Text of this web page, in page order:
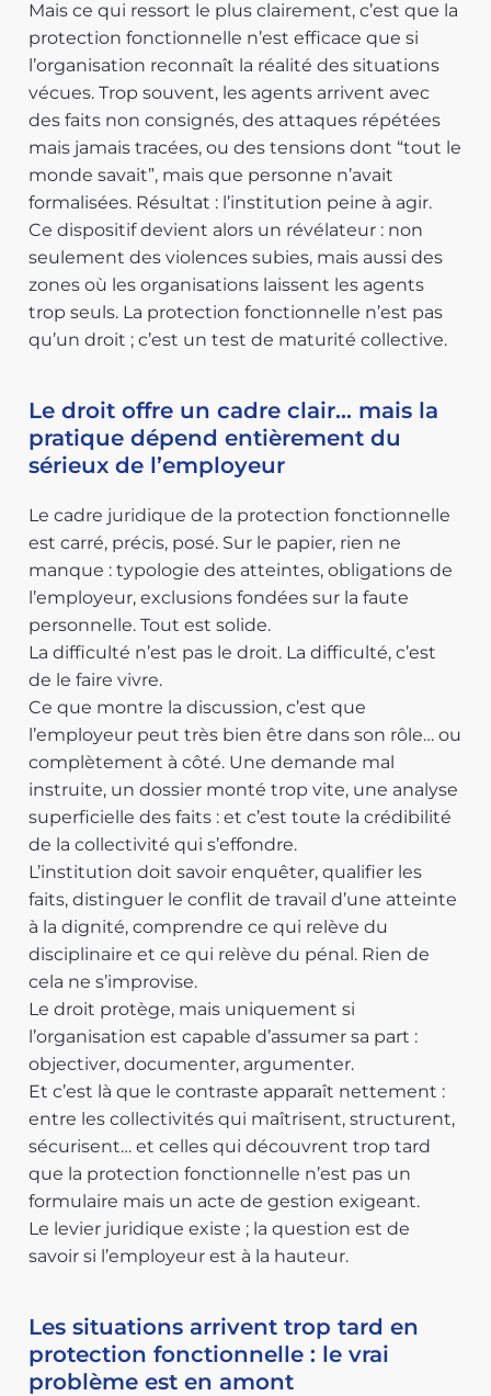
Mais ce qui ressort le plus clairement, c’est que la
protection fonctionnelle n’est efficace que si
l’organisation reconnaît la réalité des situations
vécues. Trop souvent, les agents arrivent avec
des faits non consignés, des attaques répétées
mais jamais tracées, ou des tensions dont “tout le
monde savait”, mais que personne n’avait
formalisées. Résultat : l’institution peine à agir.
Ce dispositif devient alors un révélateur : non
seulement des violences subies, mais aussi des
zones où les organisations laissent les agents
trop seuls. La protection fonctionnelle n’est pas
qu’un droit ; c’est un test de maturité collective.
Le droit offre un cadre clair… mais la
pratique dépend entièrement du
sérieux de l’employeur
Le cadre juridique de la protection fonctionnelle
est carré, précis, posé. Sur le papier, rien ne
manque : typologie des atteintes, obligations de
l’employeur, exclusions fondées sur la faute
personnelle. Tout est solide.
La difficulté n’est pas le droit. La difficulté, c’est
de le faire vivre.
Ce que montre la discussion, c’est que
l’employeur peut très bien être dans son rôle… ou
complètement à côté. Une demande mal
instruite, un dossier monté trop vite, une analyse
superficielle des faits : et c’est toute la crédibilité
de la collectivité qui s’effondre.
L’institution doit savoir enquêter, qualifier les
faits, distinguer le conflit de travail d’une atteinte
à la dignité, comprendre ce qui relève du
disciplinaire et ce qui relève du pénal. Rien de
cela ne s’improvise.
Le droit protège, mais uniquement si
l’organisation est capable d’assumer sa part :
objectiver, documenter, argumenter.
Et c’est là que le contraste apparaît nettement :
entre les collectivités qui maîtrisent, structurent,
sécurisent… et celles qui découvrent trop tard
que la protection fonctionnelle n’est pas un
formulaire mais un acte de gestion exigeant.
Le levier juridique existe ; la question est de
savoir si l’employeur est à la hauteur.
Les situations arrivent trop tard en
protection fonctionnelle : le vrai
problème est en amont